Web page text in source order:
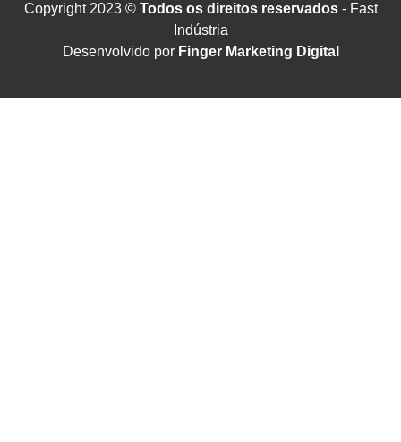
Copyright 2023 ©Todos os direitos reservados- Fast
Indústria
Desenvolvido por Finger Marketing Digital